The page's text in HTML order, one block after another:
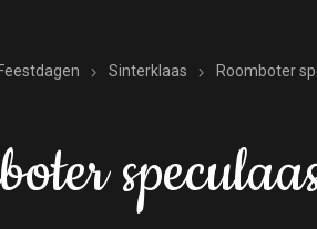
Feestdagen Sinterklaas Roomboter